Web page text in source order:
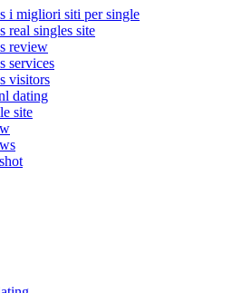
i migliori siti per single
real singles site
review
services
visitors
dating
site